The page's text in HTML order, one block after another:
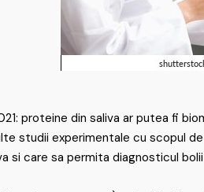
proteine din saliva ar putea fi
studii experimentale cu scopul
si care sa permita diagnosticul